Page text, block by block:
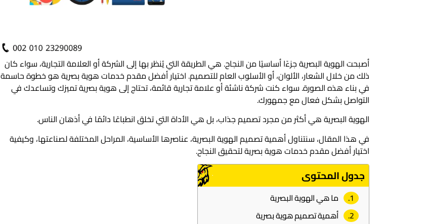
أصبحت الهوية البصرية جزءًا أساسيًا من النجاح. هي الطريقة التي يُنظر بها إلى الشركة أو العلامة التجارية، سواء كان
ذلك من خلال الشعار، الألوان، أو الأسلوب العام للتصميم. اختيار أفضل مقدم خدمات هوية بصرية هو خطوة حاسمة
في بناء هذه الصورة. سواء كنت شركة ناشئة أو علامة تجارية قائمة، تحتاج إلى هوية بصرية تميزك وتساعدك في
التواصل بشكل فعال مع جمهورك.
الهوية البصرية هي أكثر من مجرد تصميم جذاب، بل هي الأداة التي تخلق انطباعًا دائمًا في أذهان الناس.
في هذا المقال، سنتناول أهمية تصميم الهوية البصرية، عناصرها الأساسية، المراحل المختلفة لصناعتها، وكيفية
اختيار أفضل مقدم خدمات هوية بصرية لتحقيق النجاح.
جدول المحتوى
ما هي الهوية البصرية
أهمية تصميم هوية بصرية